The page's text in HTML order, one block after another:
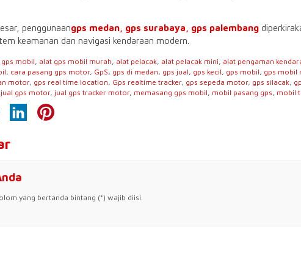
penggunaangps medan, gps surabaya , gps palembang
keamanan dan navigasi kendaraan modern.
gps mobil, alat gps mobil murah, alat pelacak, alat pelacak mini, alat pengaman
, cara pasang gps motor, GpS, gps di medan, gps jual, gps kecil, gps mobil, gps mobil
motor, gps real time location, Gps realtime tracker, gps sepeda motor, gps silacak,
jual gps motor, jual gps tracker motor, memasang gps mobil, mobil pasang gps, mobil
yang bertanda bintang (*) wajib diisi.